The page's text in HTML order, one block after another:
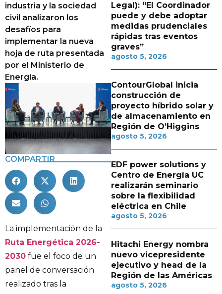
industria y la sociedad
civil analizaron los
desafíos para
implementar la nueva
hoja de ruta presentada
por el Ministerio de
Energía.
COMPARTIR
La implementación de la
Ruta Energética 2026-
2030 fue el foco de un
panel de conversación
realizado tras la
Legal): “El Coordinador
puede y debe adoptar
medidas prudenciales
rápidas tras eventos
graves”
agosto 5, 2026
ContourGlobal inicia
construcción de
proyecto híbrido solar y
de almacenamiento en
Región de O’Higgins
agosto 5, 2026
EDF power solutions y
Centro de Energía UC
realizarán seminario
sobre la flexibilidad
eléctrica en Chile
agosto 5, 2026
Hitachi Energy nombra
nuevo vicepresidente
ejecutivo y head de la
Región de las Américas
agosto 5, 2026